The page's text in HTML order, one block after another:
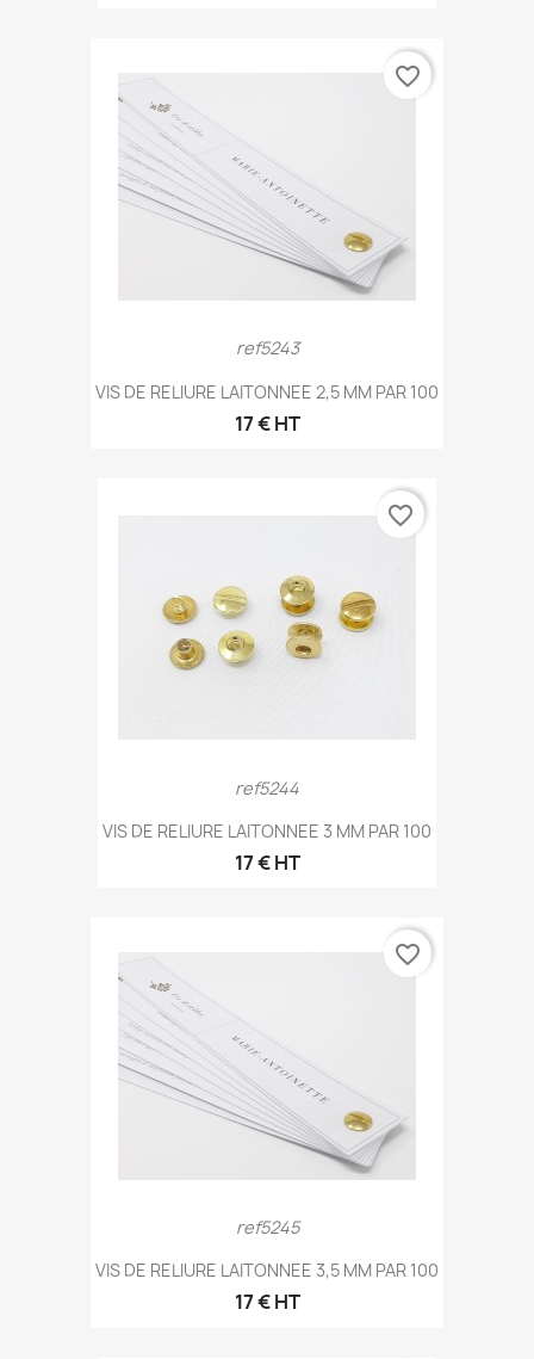
ref5243
VIS DE RELIURE LAITONNEE 2,5 MM PAR 100
17 € HT
favorite_border
ref5244
VIS DE RELIURE LAITONNEE 3 MM PAR 100
17 € HT
favorite_border
ref5245
VIS DE RELIURE LAITONNEE 3,5 MM PAR 100
17 € HT
favorite_border